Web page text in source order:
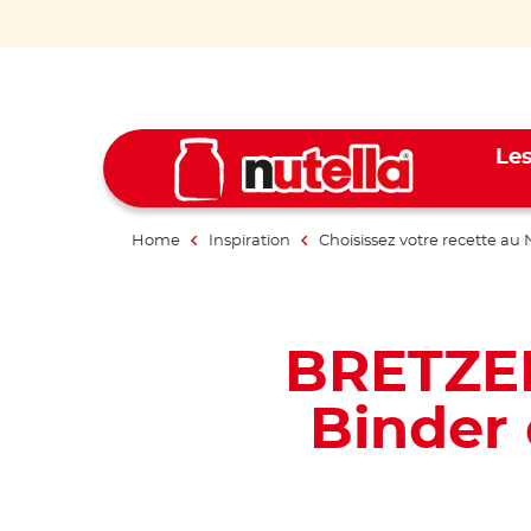
Home Inspiration Choisissez votre recette au
Binder